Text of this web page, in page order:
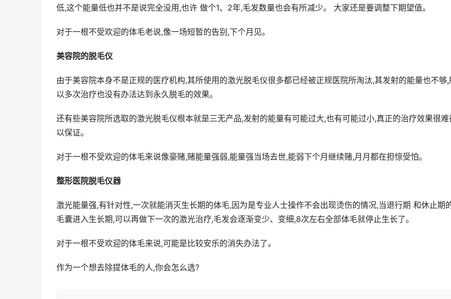
低,这个能量低也并不是说完全没用,也许 做个1、2年,毛发数量也会有所减少。 大家还是要调整下期望值。
对于一根不受欢迎的体毛老说,像一场短暂的告别,下个月见。
美容院的脱毛仪
由于美容院本身不是正规的医疗机构,其所使用的激光脱毛仪很多都已经被正规医院所淘汰,其发射的能量也不够,
以多次治疗也没有办法达到永久脱毛的效果。
还有些美容院所选取的激光脱毛仪根本就是三无产品,发射的能量有可能过大,也有可能过小,真正的治疗效果很难
以保证。
对于一根不受欢迎的体毛来说像豪赌,赌能量强弱,能量强当场去世,能弱下个月继续赌,月月都在担惊受怕。
整形医院脱毛仪器
激光能量强,有针对性,一次就能消灭生长期的体毛,因为是专业人士操作不会出现烫伤的情况,当退行期 和休止期
毛囊进入生长期,可以再做下一次的激光治疗,毛发会逐渐变少、变细,8次左右全部体毛就停止生长了。
对于一根不受欢迎的体毛来说,可能是比较安乐的消失办法了。
作为一个想去除提体毛的人,你会怎么选?